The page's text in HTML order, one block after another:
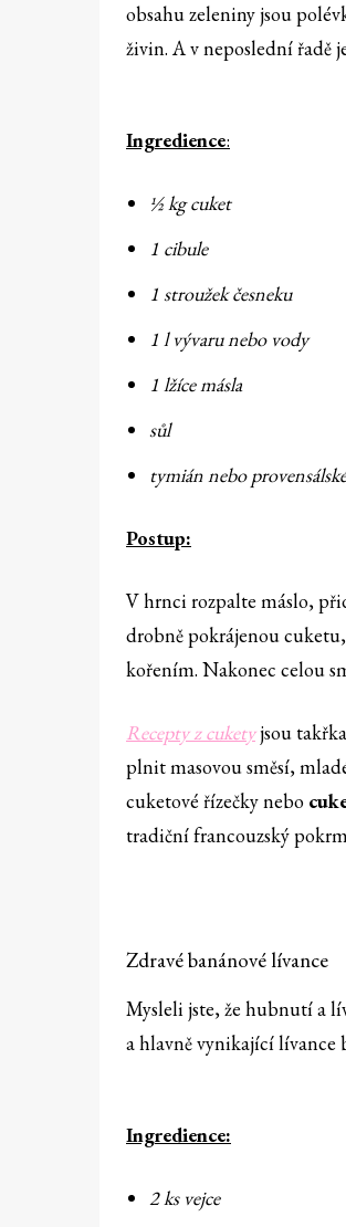
obsahu zeleniny jsou
živin. A v neposlední řadě
Ingredience:
½ kg cuket
1 cibule
1 stroužek česneku
1 l vývaru nebo vody
1 lžíce másla
sůl
tymián nebo
Postup:
V hrnci rozpalte máslo,
drobně pokrájenou
kořením. Nakonec celou
Recepty z cuketyjsou
plnit masovou směsí,
cuketové řízečky nebo
tradiční francouzský
Zdravé banánové lívance
Mysleli jste, že hubnutí a
a hlavně vynikající lívance
Ingredience:
2 ks vejce